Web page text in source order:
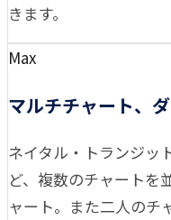
きます。
Max
マルチチャート、
ネイタル・トランジッ
ど、複数のチャートを
ャート。また二人のチ